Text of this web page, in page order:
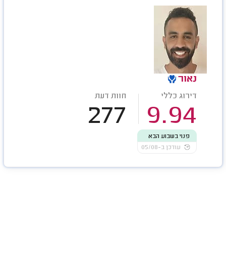
נאור
דירוג כללי
9.94
חוות דעת
277
פנוי בשבוע הבא
עודכן ב-05/08